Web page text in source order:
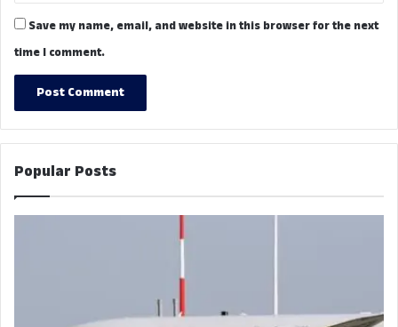
Save my name, email, and website in this browser for the next
time I comment.
Popular Posts